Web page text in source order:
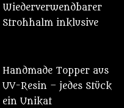
Wiederverwendbarer
Strohhalm inklusive
Handmade Topper aus
UV-Resin – jedes Stück
ein Unikat